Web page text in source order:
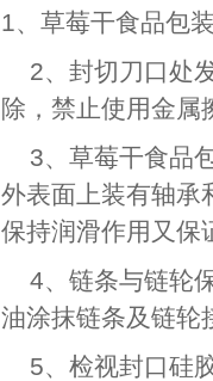
1、草莓干食品包
2、封切刀口处
除，禁止使用金属
3、草莓干食品
外表面上装有轴承
保持润滑作用又保
4、链条与链轮
油涂抹链条及链轮
5、检视封口硅